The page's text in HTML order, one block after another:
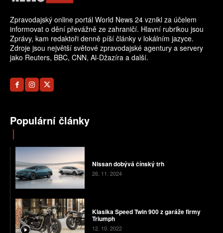
Zpravodajský online portál World News 24 vznikl za účelem
informovat o dění převážně ze zahraničí. Hlavní rubrikou jsou
Zprávy, kam redaktoři denně píší články v lokálním jazyce.
Zdroje jsou největší světové zpravodajské agentury a servery
jako Reuters, BBC, CNN, Al-Džazíra a další.
Populární články
Nissan dobývá čínský trh
26. 11. 2024
Klasika Speed Twin 900 z garáže firmy
Triumph
12. 10. 2022